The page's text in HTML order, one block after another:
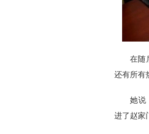
在随后
还有所有
她说，
进了赵家